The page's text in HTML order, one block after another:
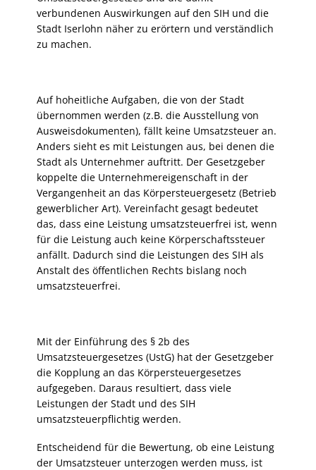
verbundenen Auswirkungen auf den SIH und die
Stadt Iserlohn näher zu erörtern und verständlich
zu machen.
Auf hoheitliche Aufgaben, die von der Stadt
übernommen werden (z.B. die Ausstellung von
Ausweisdokumenten), fällt keine Umsatzsteuer an.
Anders sieht es mit Leistungen aus, bei denen die
Stadt als Unternehmer auftritt. Der Gesetzgeber
koppelte die Unternehmereigenschaft in der
Vergangenheit an das Körpersteuergesetz (Betrieb
gewerblicher Art). Vereinfacht gesagt bedeutet
das, dass eine Leistung umsatzsteuerfrei ist, wenn
für die Leistung auch keine Körperschaftssteuer
anfällt. Dadurch sind die Leistungen des SIH als
Anstalt des öffentlichen Rechts bislang noch
umsatzsteuerfrei.
Mit der Einführung des § 2b des
Umsatzsteuergesetzes (UstG) hat der Gesetzgeber
die Kopplung an das Körpersteuergesetzes
aufgegeben. Daraus resultiert, dass viele
Leistungen der Stadt und des SIH
umsatzsteuerpflichtig werden.
Entscheidend für die Bewertung, ob eine Leistung
der Umsatzsteuer unterzogen werden muss, ist